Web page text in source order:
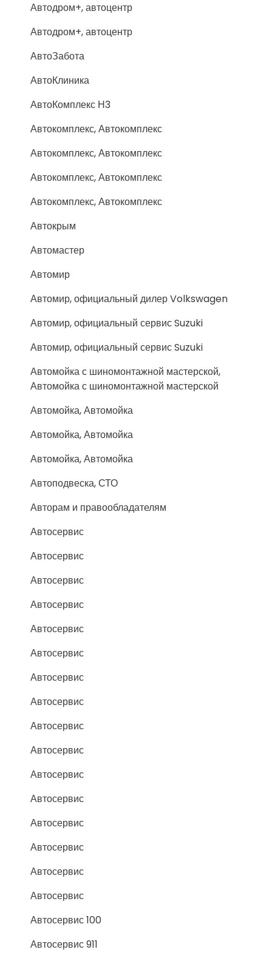
Автодром+, автоцентр
Автодром+, автоцентр
АвтоЗабота
АвтоКлиника
АвтоКомплекс Н3
Автокомплекс, Автокомплекс
Автокомплекс, Автокомплекс
Автокомплекс, Автокомплекс
Автокомплекс, Автокомплекс
Автокрым
Автомастер
Автомир
Автомир, официальный дилер Volkswagen
Автомир, официальный сервис Suzuki
Автомир, официальный сервис Suzuki
Автомойка с шиномонтажной мастерской,
Автомойка с шиномонтажной мастерской
Автомойка, Автомойка
Автомойка, Автомойка
Автомойка, Автомойка
Автоподвеска, СТО
Авторам и правообладателям
Автосервис
Автосервис
Автосервис
Автосервис
Автосервис
Автосервис
Автосервис
Автосервис
Автосервис
Автосервис
Автосервис
Автосервис
Автосервис
Автосервис
Автосервис
Автосервис
Автосервис 100
Автосервис 911